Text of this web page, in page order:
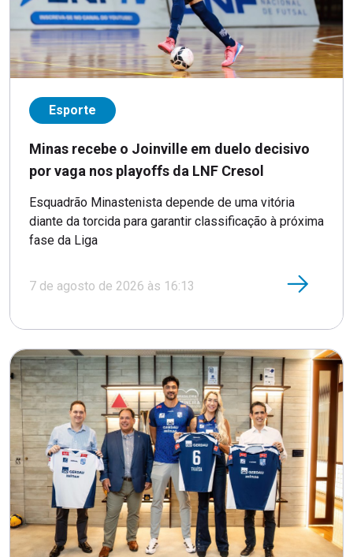
Esporte
Minas recebe o Joinville em duelo decisivo
por vaga nos playoffs da LNF Cresol
Esquadrão Minastenista depende de uma vitória
diante da torcida para garantir classificação à próxima
fase da Liga
7 de agosto de 2026 às 16:13